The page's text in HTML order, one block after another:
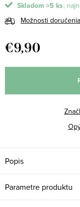
Skladom >5 ks
Možnosti doručenia
€9,90
cena:
Popis
Parametre produktu